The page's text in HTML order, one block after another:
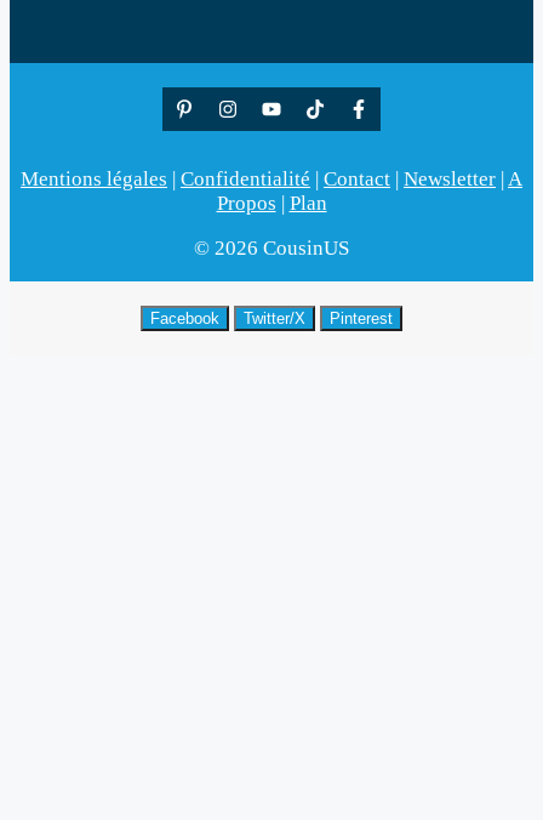
Mentions légales Confidentialité Contact Newsletter A
Propos
Plan
© 2026 CousinUS
Facebook Twitter/X Pinterest